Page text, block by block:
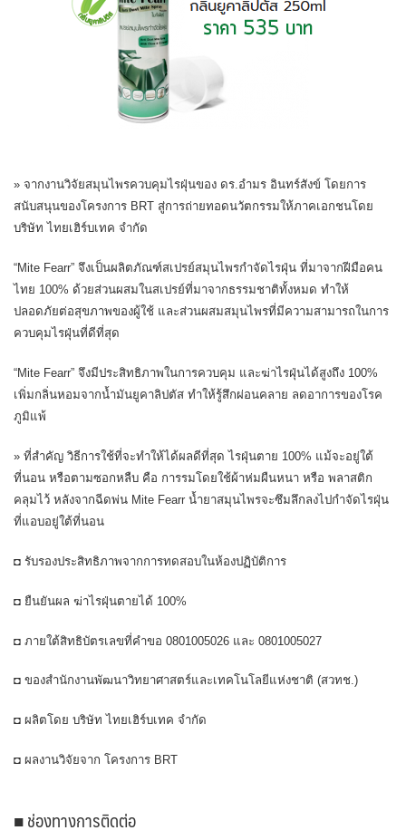
» จากงานวิจัยสมุนไพรควบคุมไรฝุ่นของ ดร.อำมร อินทร์สังข์ โดยการ
สนับสนุนของโครงการ BRT สู่การถ่ายทอดนวัตกรรมให้ภาคเอกชนโดย
บริษัท ไทยเฮิร์บเทค จำกัด
“Mite Fearr” จึงเป็นผลิตภัณฑ์สเปรย์สมุนไพรกำจัดไรฝุ่น ที่มาจากฝีมือคน
ไทย 100% ด้วยส่วนผสมในสเปรย์ที่มาจากธรรมชาติทั้งหมด ทำให้
ปลอดภัยต่อสุขภาพของผู้ใช้ และส่วนผสมสมุนไพรที่มีความสามารถในการ
ควบคุมไรฝุ่นที่ดีที่สุด
“Mite Fearr” จึงมีประสิทธิภาพในการควบคุม และฆ่าไรฝุ่นได้สูงถึง 100%
เพิ่มกลิ่นหอมจากน้ำมันยูคาลิปตัส ทำให้รู้สึกผ่อนคลาย ลดอาการของโรค
ภูมิแพ้
» ที่สำคัญ วิธีการใช้ที่จะทำให้ได้ผลดีที่สุด ไรฝุ่นตาย 100% แม้จะอยู่ใต้
ที่นอน หรือตามซอกหลืบ คือ การรมโดยใช้ผ้าห่มผืนหนา หรือ พลาสติก
คลุมไว้ หลังจากฉีดพ่น Mite Fearr น้ำยาสมุนไพรจะซึมลึกลงไปกำจัดไรฝุ่น
ที่แอบอยู่ใต้ที่นอน
◘ รับรองประสิทธิภาพจากการทดสอบในห้องปฏิบัติการ
◘ ยืนยันผล ฆ่าไรฝุ่นตายได้ 100%
◘ ภายใต้สิทธิบัตรเลขที่คำขอ 0801005026 และ 0801005027
◘ ของสำนักงานพัฒนาวิทยาศาสตร์และเทคโนโลยีแห่งชาติ (สวทช.)
◘ ผลิตโดย บริษัท ไทยเฮิร์บเทค จำกัด
◘ ผลงานวิจัยจาก โครงการ BRT
■ ช่องทางการติดต่อ